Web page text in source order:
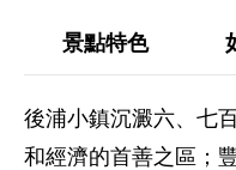
景點特色
後浦小鎮沉澱六、七
和經濟的首善之區；